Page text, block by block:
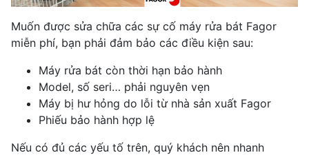
Muốn được sửa chữa các sự cố máy rửa bát Fagor
miễn phí, bạn phải đảm bảo các điều kiện sau:
Máy rửa bát còn thời hạn bảo hành
Model, số seri… phải nguyên vẹn
Máy bị hư hỏng do lỗi từ nhà sản xuất Fagor
Phiếu bảo hành hợp lệ
Nếu có đủ các yếu tố trên, quý khách nên nhanh